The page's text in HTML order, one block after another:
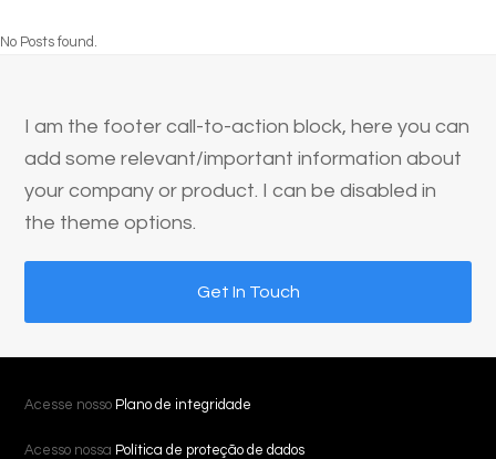
No Posts found.
I am the footer call-to-action block, here you can
add some relevant/important information about
your company or product. I can be disabled in
the theme options.
Get In Touch
Acesse nosso Plano de integridade
Acesso nossa Política de proteção de dados